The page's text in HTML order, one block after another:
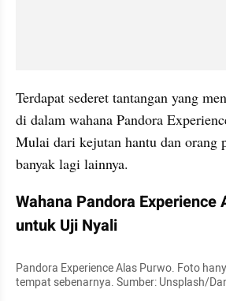
Terdapat sederet tantangan yang
di dalam wahana Pandora
Mulai dari kejutan hantu dan orang
banyak lagi lainnya.
Wahana Pandora Experience
untuk Uji Nyali
Pandora Experience Alas Purwo. Foto
tempat sebenarnya. Sumber: Unsplash/